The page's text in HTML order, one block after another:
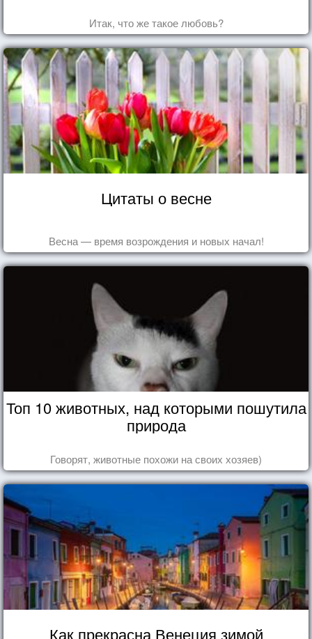
Итак, что же такое любовь?
Цитаты о весне
Весна — время возрождения и новых начал!
Топ 10 животных, над которыми пошутила
природа
Говорят, животные похожи на своих хозяев)
Как прекрасна Венеция зимой